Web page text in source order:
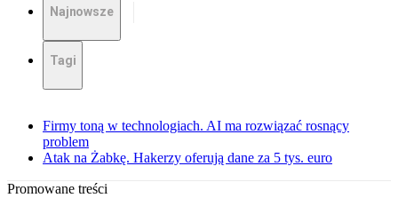
Najnowsze
Tagi
Firmy toną w technologiach. AI ma rozwiązać rosnący
problem
Atak na Żabkę. Hakerzy oferują dane za 5 tys. euro
Promowane treści